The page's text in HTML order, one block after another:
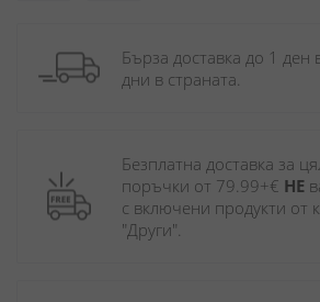
Бърза доставка до 1 ден
дни в страната.
Безплатна доставка за
поръчки от 79.99+€ НЕ
с включени продукти от
"Други".